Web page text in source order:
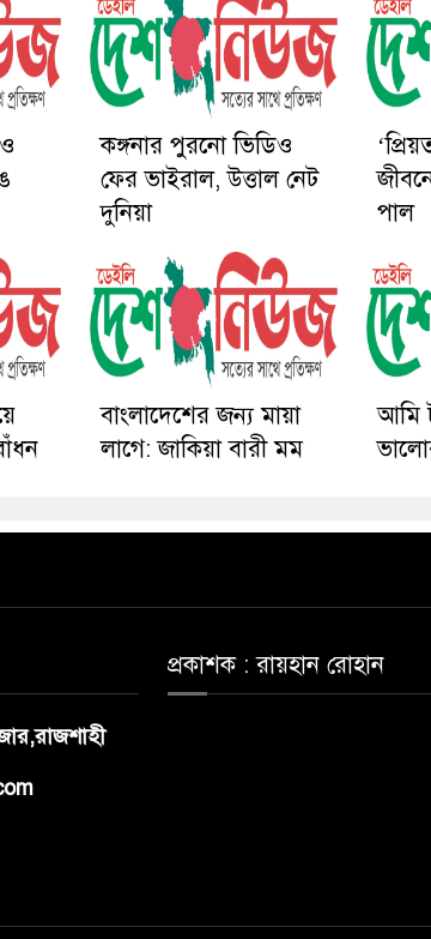
কঙ্গনার পুরনো ভিডিও
ফের ভাইরাল, উত্তাল নেট
দুনিয়া
পাল
বাংলাদেশের জন্য মায়া
লাগে: জাকিয়া বারী মম
আমি
প্রকাশক : রায়হান রোহান